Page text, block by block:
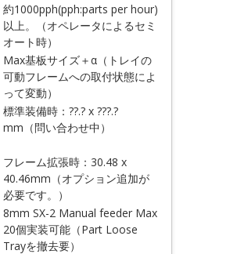
約1000pph(pph:parts per hour)
以上。（オペレータによるセミ
オート時）
Max基板サイズ＋α（トレイの
可動フレームへの取付状態によ
って変動）
標準装備時：??.? x ???.?
mm（問い合わせ中）
フレーム拡張時：30.48 x
40.46mm（オプション追加が
必要です。）
8mm SX-2 Manual feeder Max
20個実装可能（Part Loose
Trayを撤去要）